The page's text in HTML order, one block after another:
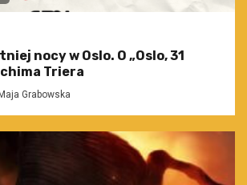
nocy w Oslo. O „Oslo, 31
Triera
Maja Grabowska